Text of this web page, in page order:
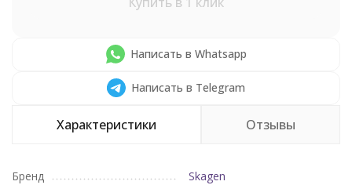
Написать в Whatsapp
Написать в Telegram
Характеристики Отзывы
Бренд
Skagen